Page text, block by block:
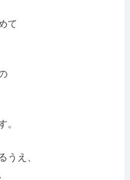
て
。
うえ、